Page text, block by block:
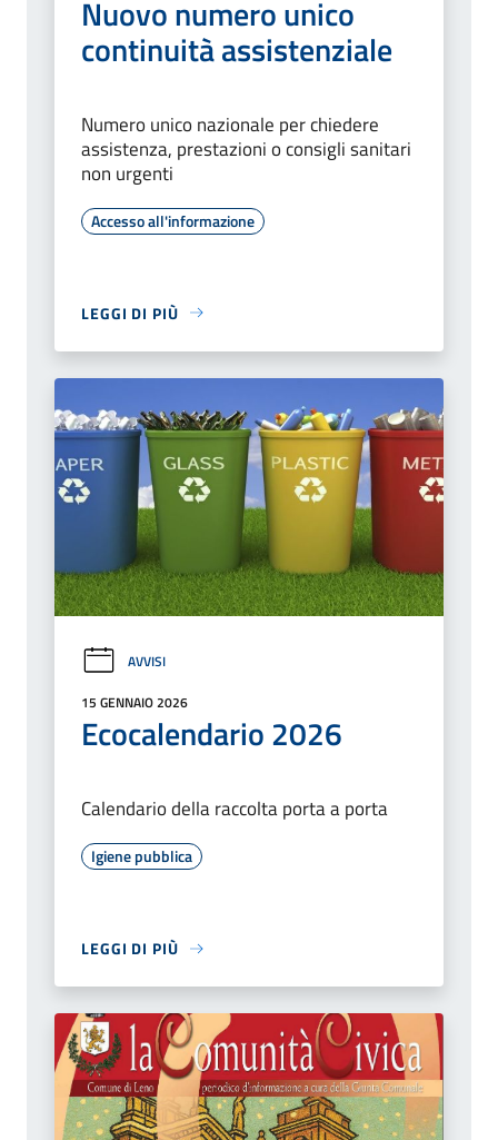
Nuovo numero unico
continuità assistenziale
Numero unico nazionale per chiedere
assistenza, prestazioni o consigli sanitari
non urgenti
Accesso all'informazione
LEGGI DI PIÙ
AVVISI
15 GENNAIO 2026
Ecocalendario 2026
Calendario della raccolta porta a porta
Igiene pubblica
LEGGI DI PIÙ